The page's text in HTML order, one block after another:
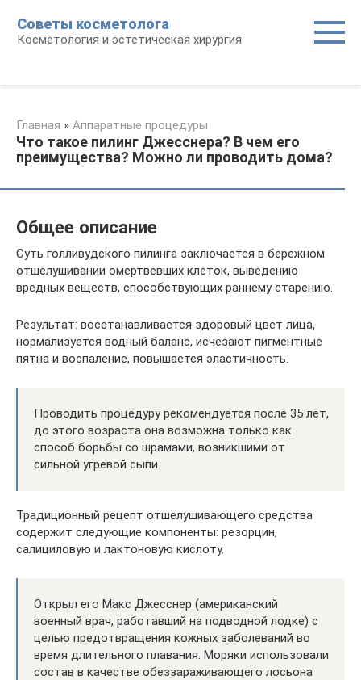
контенту
Советы косметолога
Косметология и эстетическая хирургия
Главная » Аппаратные процедуры
Что такое пилинг Джесснера? В чем его
преимущества? Можно ли проводить дома?
Общее описание
Суть голливудского пилинга заключается в бережном
отшелушивании омертвевших клеток, выведению
вредных веществ, способствующих раннему старению.
Результат: восстанавливается здоровый цвет лица,
нормализуется водный баланс, исчезают пигментные
пятна и воспаление, повышается эластичность.
Проводить процедуру рекомендуется после 35 лет,
до этого возраста она возможна только как
способ борьбы со шрамами, возникшими от
сильной угревой сыпи.
Традиционный рецепт отшелушивающего средства
содержит следующие компоненты: резорцин,
салициловую и лактоновую кислоту.
Открыл его Макс Джесснер (американский
военный врач, работавший на подводной лодке) с
целью предотвращения кожных заболеваний во
время длительного плавания. Моряки использовали
состав в качестве обеззараживающего лосьона